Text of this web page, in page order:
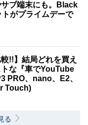
サブ端末にも。Black
がプライムデーで
!!】結局どれを買え
な『車でYouTube
PRO、nano、E2、
Touch)
る